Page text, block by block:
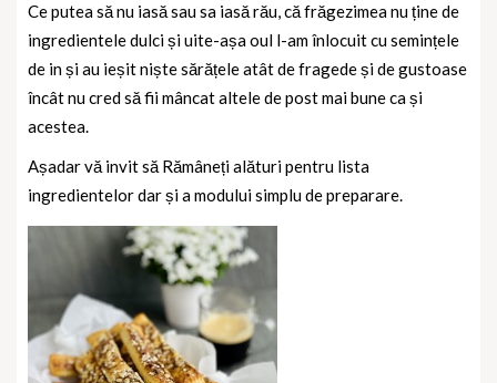
Ce putea să nu iasă sau sa iasă rău, că frăgezimea nu ține de
ingredientele dulci și uite-așa oul l-am înlocuit cu semințele
de in și au ieșit niște sărățele atât de fragede și de gustoase
încât nu cred să fii mâncat altele de post mai bune ca și
acestea.
Așadar vă invit să Rămâneți alături pentru lista
ingredientelor dar și a modului simplu de preparare.